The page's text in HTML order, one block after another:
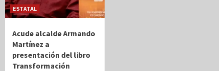
ESTATAL
Acude alcalde Armando
Martínez a
presentación del libro
Transformación